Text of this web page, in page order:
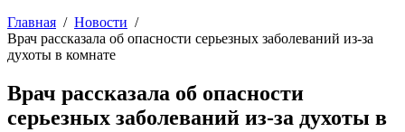
Главная
Новости
Врач рассказала об опасности серьезных заболеваний из-за
духоты в комнате
Врач рассказала об опасности
серьезных заболеваний из-за духоты в